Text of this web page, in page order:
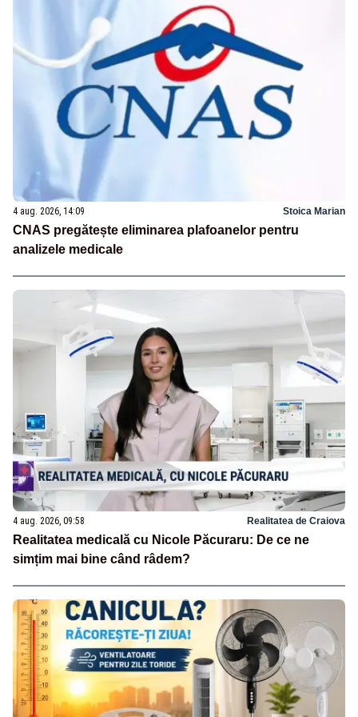
4 aug. 2026, 14:09 Stoica Marian
CNAS pregătește eliminarea plafoanelor pentru
analizele medicale
4 aug. 2026, 09:58 Realitatea de Craiova
Realitatea medicală cu Nicole Păcuraru: De ce ne
simțim mai bine când râdem?